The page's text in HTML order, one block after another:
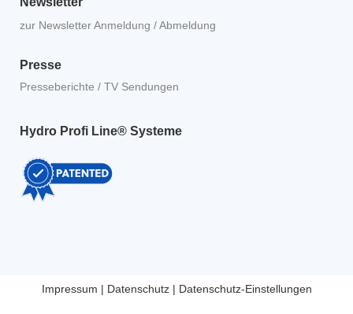
zur Newsletter Anmeldung / Abmeldung
Presse
Presseberichte / TV Sendungen
Hydro Profi Line® Systeme
Impressum | Datenschutz| Datenschutz-Einstellungen